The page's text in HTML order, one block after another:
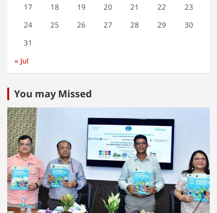
17
18 19 20 21 22
23
24
25 26 27 28 29
30
31
« Jul
You may Missed